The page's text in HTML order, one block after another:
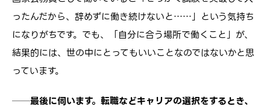
ったんだから、辞めずに働き続けないと……」という気持ち
になりがちです。でも、「自分に合う場所で働くこと」が、
結果的には、世の中にとってもいいことなのではないかと思
っています。
──最後に伺います。転職などキャリアの選択をするとき、